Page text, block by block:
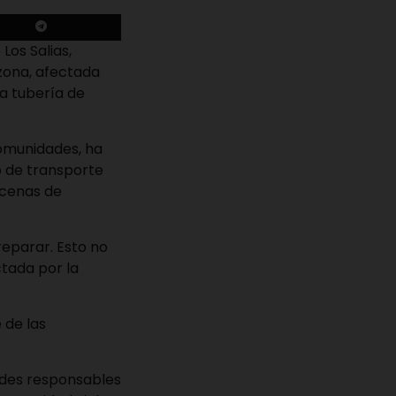
Salias,
afectada
tubería de
ha
de transporte
de
Esto no
por la
las
responsables